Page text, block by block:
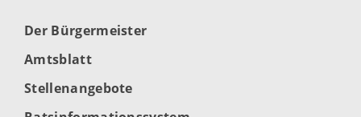
Der Bürgermeister
Amtsblatt
Stellenangebote